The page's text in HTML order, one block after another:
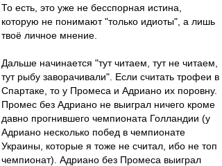
То есть, это уже не бесспорная истина,
которую не понимают "только идиоты", а лишь
твоё личное мнение.
Дальше начинается "тут читаем, тут не читаем,
тут рыбу заворачивали". Если считать трофеи в
Спартаке, то у Промеса и Адриано их поровну.
Промес без Адриано не выиграл ничего кроме
давно прогнившего чемпионата Голландии (у
Адриано несколько побед в чемпионате
Украины, которые я тоже не считал, ибо не топ
чемпионат). Адриано без Промеса выиграл